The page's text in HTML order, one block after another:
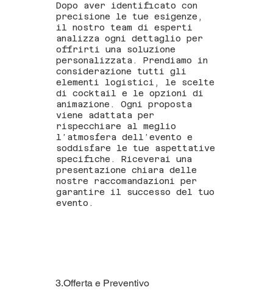
Dopo aver identificato con
precisione le tue esigenze,
il nostro team di esperti
analizza ogni dettaglio per
offrirti una soluzione
personalizzata. Prendiamo in
considerazione tutti gli
elementi logistici, le scelte
di cocktail e le opzioni di
animazione. Ogni proposta
viene adattata per
rispecchiare al meglio
l’atmosfera dell’evento e
soddisfare le tue aspettative
specifiche. Riceverai una
presentazione chiara delle
nostre raccomandazioni per
garantire il successo del tuo
evento.
3.Offerta e Preventivo